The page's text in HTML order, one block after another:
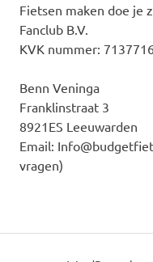
Fietsen maken doe je
Fanclub B.V.
KVK nummer:
Benn Veninga
Franklinstraat 3
8921ES Leeuwarden
Email:
vragen)